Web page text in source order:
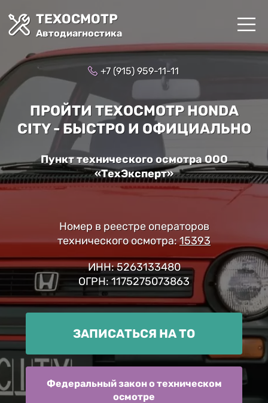
ТЕХОСМОТР
Автодиагностика
+7 (915) 959-11-11
ПРОЙТИ ТЕХОСМОТР HONDA
CITY - БЫСТРО И ОФИЦИАЛЬНО
Пункт технического осмотра ООО
«ТехЭксперт»
Номер в реестре операторов
технического осмотра:15393
ИНН: 5263133480
ОГРН: 1175275073863
ЗАПИСАТЬСЯ НА ТО
Федеральный закон о техническом
осмотре